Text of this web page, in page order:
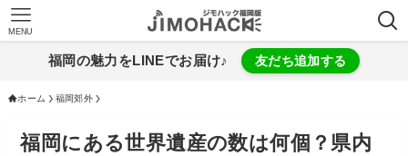
MENU
福岡の魅力をLINEでお届け♪ 友だち追加する
ホーム 福岡郊外
福岡にある世界遺産の数は何個？県内